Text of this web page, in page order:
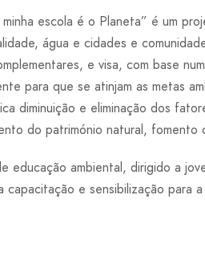
minha escola é o Planeta” é um
água e cidades e
e visa, com base
para que se atinjam as metas
diminuição e eliminação dos
do património natural,
ambiental, dirigido a
e sensibilização para